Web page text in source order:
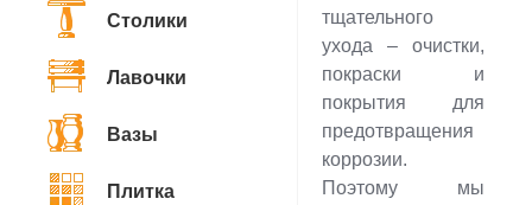
тщательного
ухода – очистки,
покраски и
покрытия для
предотвращения
коррозии.
Поэтому мы
Столики
Лавочки
Вазы
Плитка